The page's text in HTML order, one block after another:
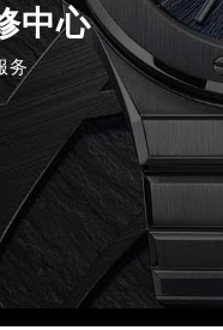
中心
务
台湾全部区域（非大陆
总部）（需提前预约）
）